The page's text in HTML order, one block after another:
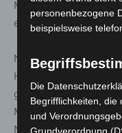
Mieter der Wohnung.
ermittelt werden.
Nach bisherigen
Hannover meldete
gegen 23:55 Uhr
Mehrfamilienhauses
Nord, nachdem der
personenbezogene
beispielsweise
Die
Begrifflichkeiten, die
und
Grundverordnung